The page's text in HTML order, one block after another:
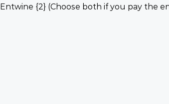
Entwine {2} (Choose both if you pay the